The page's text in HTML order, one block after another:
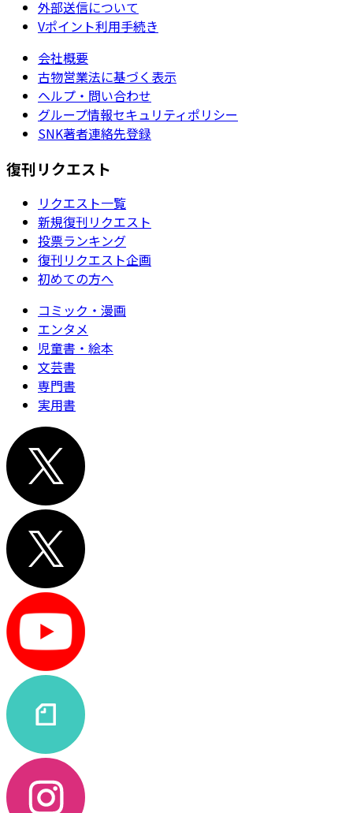
外部送信について
Vポイント利用手続き
会社概要
古物営業法に基づく表示
ヘルプ・問い合わせ
グループ情報セキュリティポリシー
SNK著者連絡先登録
復刊リクエスト
リクエスト一覧
新規復刊リクエスト
投票ランキング
復刊リクエスト企画
初めての方へ
コミック・漫画
エンタメ
児童書・絵本
文芸書
専門書
実用書